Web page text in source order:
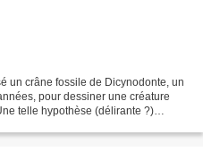
un crâne fossile de Dicynodonte, un
pour dessiner une créature
telle hypothèse (délirante ?)